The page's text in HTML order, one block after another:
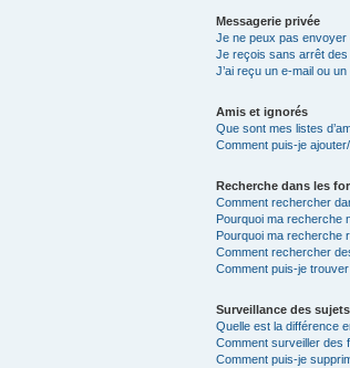
Messagerie privée
Je ne peux pas
Je reçois sans arrêt
J’ai reçu un e-mail ou
Amis et ignorés
Que sont mes listes
Comment puis-je
Recherche dans les
Comment rechercher
Pourquoi ma recherche
Pourquoi ma recherche
Comment rechercher
Comment puis-je
Surveillance des
Quelle est la différence
Comment surveiller des
Comment puis-je